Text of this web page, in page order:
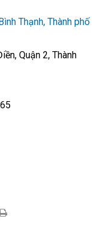
Thạnh, Thành phố
Quận 2, Thành